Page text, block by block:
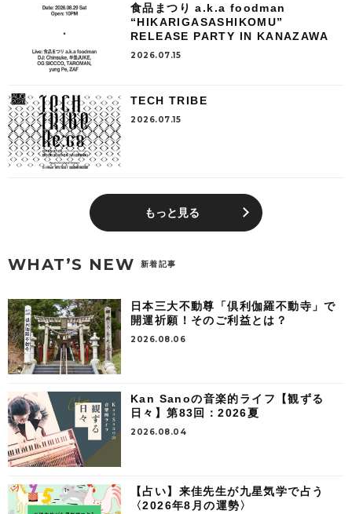
食品まつり a.k.a foodman
“HIKARIGASASHIKOMU”
RELEASE PARTY IN KANAZAWA
2026.07.15
TECH TRIBE
2026.07.15
もっと見る
WHAT’S NEW 新着記事
日本三大不動尊「倶利伽羅不動寺」で
開運祈願！そのご利益とは？
2026.08.06
Kan Sanoの音楽的ライフ【観ずる
日々】第83回：2026夏
2026.08.04
【占い】来佳先生が九星気学で占う
〈2026年8月の運勢〉